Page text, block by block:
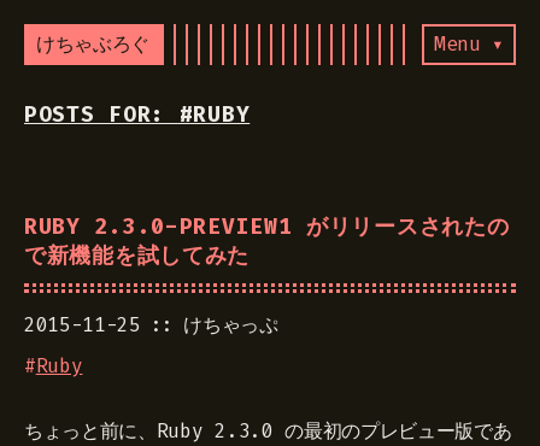
けちゃぶろぐ Menu ▾
POSTS FOR: #RUBY
RUBY 2.3.0-PREVIEW1 がリリースされたの
で新機能を試してみた
2015-11-25
けちゃっぷ
#Ruby
ちょっと前に、Ruby 2.3.0 の最初のプレビュー版であ